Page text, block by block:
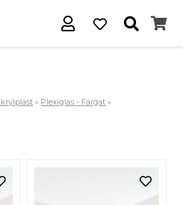
» Plexiglas - Färgat »